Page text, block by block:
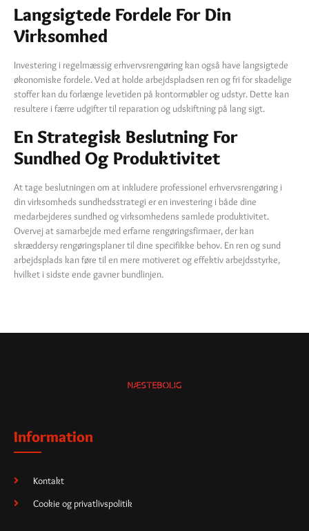
Langsigtede Fordele For Din
Virksomhed
Investering i regelmæssig erhvervsrengøring kan også have langsigtede
økonomiske fordele. Ved at holde arbejdspladsen ren og fri for skadelige
stoffer kan du forlænge levetiden på kontormøbler og udstyr. Dette kan
resultere i færre udgifter til reparation og udskiftning på lang sigt.
En Strategisk Beslutning For
Sundhed Og Produktivitet
At tage beslutningen om at inkludere professionel erhvervsrengøring i
din virksomheds sundhedsstrategi er en investering i både dine
medarbejderes sundhed og virksomhedens samlede produktivitet.
Overvej at samarbejde med erfarne rengøringsfirmaer, der kan
skræddersy rengøringsplaner til dine specifikke behov. En ren og sund
arbejdsplads kan føre til en mere motiveret og effektiv arbejdsstyrke,
hvilket i sidste ende gavner bundlinjen.
Information
Kontakt
Cookie og privatlivspolitik